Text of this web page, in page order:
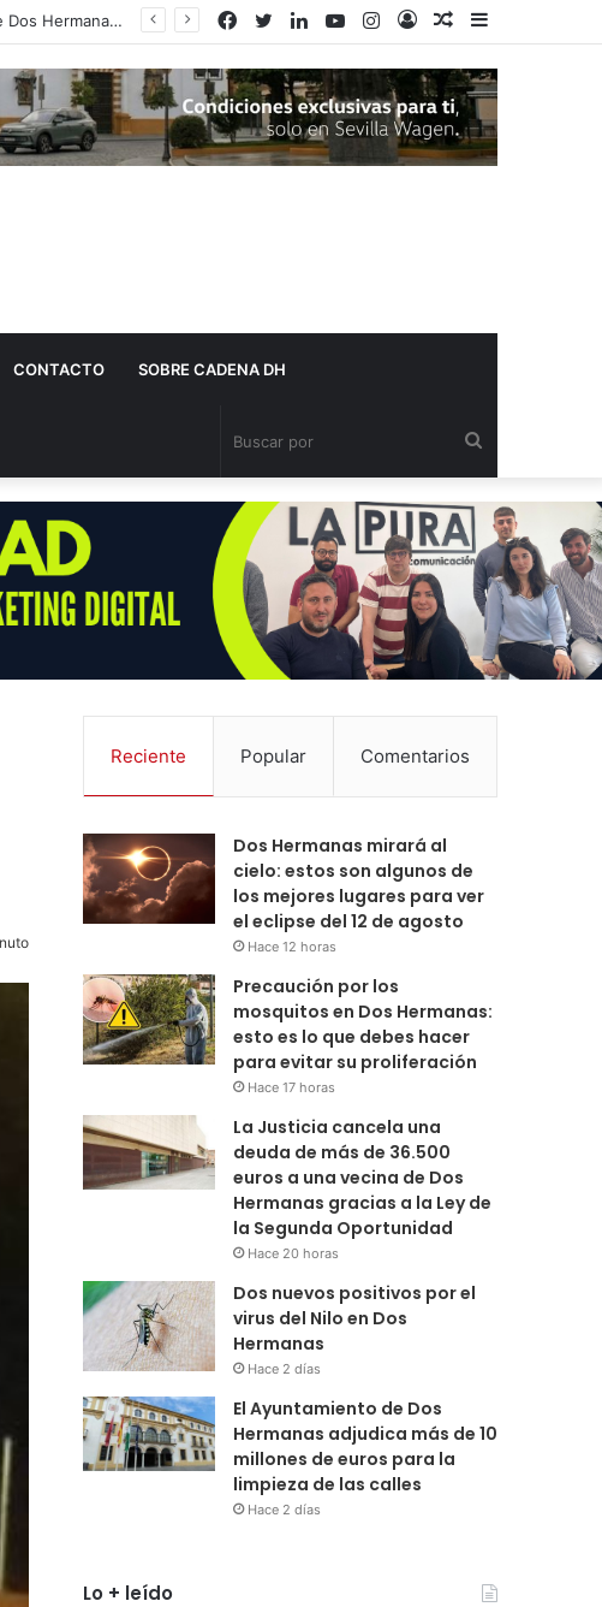
lateral
Publicación
al
azar
Acceso
Instagram
YouTube
LinkedIn
Twitter
Facebook
CONTACTO SOBRE CADENA DH
por
Reciente Popular Comentarios
Dos Hermanas mirará al
cielo: estos son algunos de
los mejores lugares para ver
el eclipse del 12 de agosto
Hace 12 horas
Precaución por los
mosquitos en Dos Hermanas:
esto es lo que debes hacer
para evitar su proliferación
Hace 17 horas
La Justicia cancela una
deuda de más de 36.500
euros a una vecina de Dos
Hermanas gracias a la Ley de
la Segunda Oportunidad
Hace 20 horas
Dos nuevos positivos por el
virus del Nilo en Dos
Hermanas
Hace 2 días
El Ayuntamiento de Dos
Hermanas adjudica más de 10
millones de euros para la
limpieza de las calles
Hace 2 días
Lo + leído